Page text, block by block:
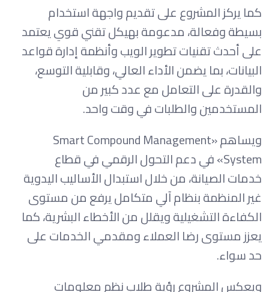
كما يركز المشروع على تقديم واجهة استخدام
بسيطة وفعالة، مدعومة بهيكل تقني قوي يعتمد
على أحدث تقنيات تطوير الويب وأنظمة إدارة قواعد
البيانات، بما يضمن الأداء العالي، وقابلية التوسع،
والقدرة على التعامل مع عدد كبير من
المستخدمين والطلبات في وقت واحد.
ويساهم «Smart Compound Management
System» في دعم التحول الرقمي في قطاع
خدمات الصيانة، من خلال استبدال الأساليب اليدوية
غير المنظمة بنظام آلي متكامل يرفع من مستوى
الكفاءة التشغيلية ويقلل من الأخطاء البشرية، كما
يعزز مستوى رضا العملاء ومقدمي الخدمات على
حد سواء.
ويعكس المشروع رؤية طلاب نظم معلومات